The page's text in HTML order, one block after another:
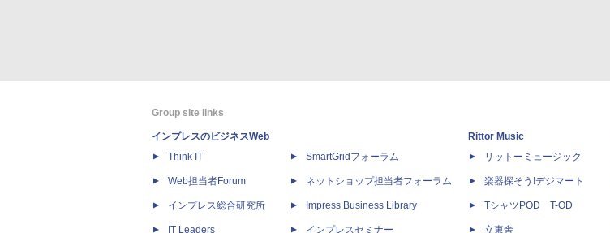
Group site links
インプレスのビジネスWeb
Think IT
Web担当者Forum
インプレス総合研究所
IT Leaders
SmartGridフォーラム
ネットショップ担当者フォーラム
Impress Business Library
インプレスセミナー
Rittor Music
リットーミュージック
楽器探そう!デジマート
TシャツPOD T-OD
立東舎